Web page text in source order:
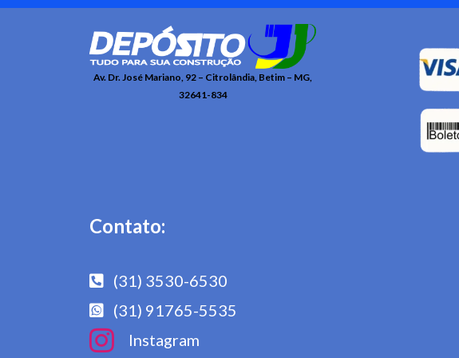
Av. Dr. José Mariano, 92 – Citrolândia, Betim – MG,
32641-834
Contato:
(31) 3530-6530
(31) 91765-5535
Instagram